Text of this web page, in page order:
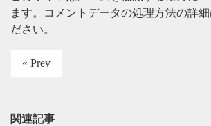
ます。
コメントデータの処理方法の詳
ださい。
« Prev
関連記事